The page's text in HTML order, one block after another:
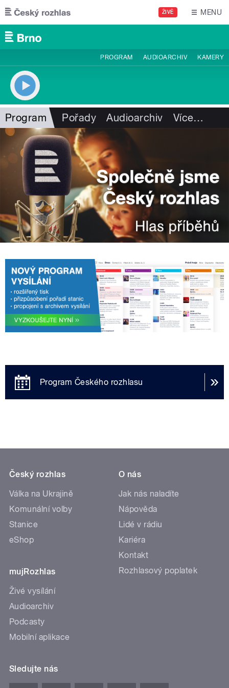
Přejít k hlavnímu obsahu
ŽIVĚ MENU
PROGRAM AUDIOARCHIV KAMERY
Program Pořady Audioarchiv Více…
Program Českého rozhlasu
Český rozhlas
Válka na Ukrajině
Komunální volby
Stanice
eShop
mujRozhlas
Živé vysílání
Audioarchiv
Podcasty
Mobilní aplikace
O nás
Jak nás naladíte
Nápověda
Lidé v rádiu
Kariéra
Kontakt
Rozhlasový poplatek
Sledujte nás